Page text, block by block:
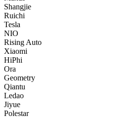
Shangjie
Ruichi
Tesla
NIO
Rising Auto
Xiaomi
HiPhi
Ora
Geometry
Qiantu
Ledao
Jiyue
Polestar